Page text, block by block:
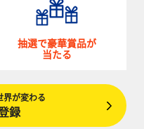
抽選で豪華賞品が
当たる
界が変わる
録